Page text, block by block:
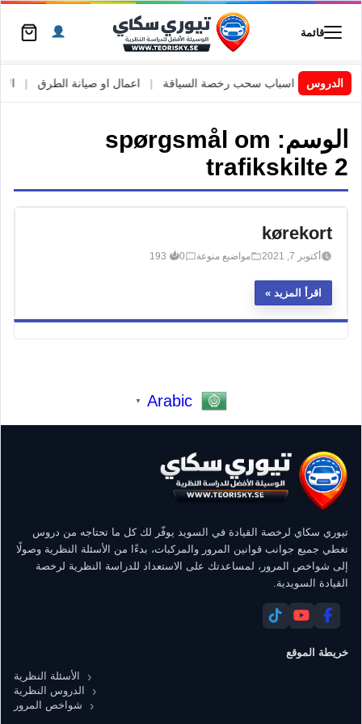
قائمة
الدروسالسويد | اسباب سحب رخصة السياقة اعمال او صيانة الطرق
الوسم: spørgsmål om
trafikskilte 2
kørekort
أكتوبر 7, 2021 مواضيع منوعة 0
193
اقرأ المزيد
Arabic
▼
تيوري سكاي لرخصة القيادة في السويد يوفّر لك كل ما تحتاجه من دروس
تغطي جميع جوانب قوانين المرور والمركبات، بدءًا من الأسئلة النظرية وصولًا
إلى شواخص المرور، لمساعدتك على الاستعداد للدراسة النظرية لرخصة
القيادة السويدية.
خريطة الموقع
الأسئلة النظرية
الدروس النظرية
شواخص المرور